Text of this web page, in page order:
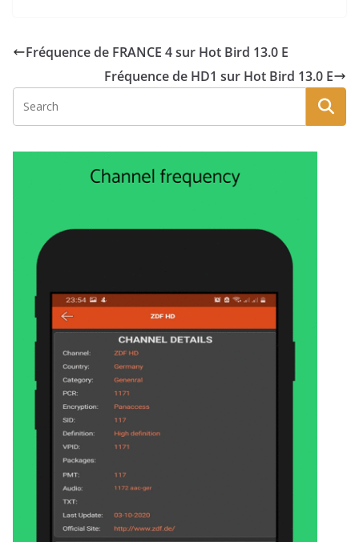
Fréquence de FRANCE 4 sur Hot Bird 13.0 E
Fréquence de HD1 sur Hot Bird 13.0 E